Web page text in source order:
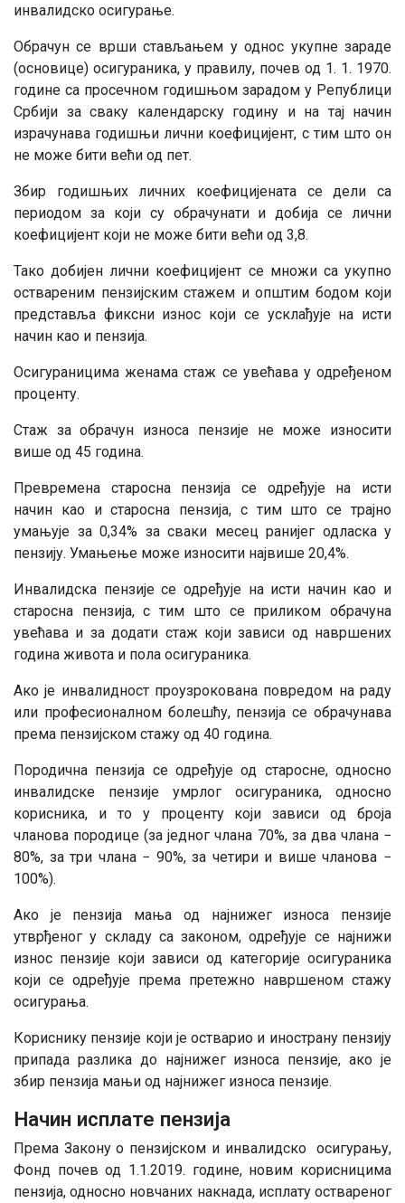
инвалидско осигурање.
Обрачун се врши стављањем у однос укупне зараде
(основице) осигураника, у правилу, почев од 1. 1. 1970.
године са просечном годишњом зарадом у Републици
Србији за сваку календарску годину и на тај начин
израчунава годишњи лични коефицијент, с тим што он
не може бити већи од пет.
Збир годишњих личних коефицијената се дели са
периодом за који су обрачунати и добија се лични
коефицијент који не може бити већи од 3,8.
Тако добијен лични коефицијент се множи са укупно
оствареним пензијским стажем и општим бодом који
представља фиксни износ који се усклађује на исти
начин као и пензија.
Осигураницима женама стаж се увећава у одређеном
проценту.
Стаж за обрачун износа пензије не може износити
више од 45 година.
Превремена старосна пензија се одређује на исти
начин као и старосна пензија, с тим што се трајно
умањује за 0,34% за сваки месец ранијег одласка у
пензију. Умањење може износити највише 20,4%.
Инвалидска пензије се одређује на исти начин као и
старосна пензија, с тим што се приликом обрачуна
увећава и за додати стаж који зависи од навршених
година живота и пола осигураника.
Ако је инвалидност проузрокована повредом на раду
или професионалном болешћу, пензија се обрачунава
према пензијском стажу од 40 година.
Породична пензија се одређује од старосне, односно
инвалидске пензије умрлог осигураника, односно
корисника, и то у проценту који зависи од броја
чланова породице (за једног члана 70%, за два члана −
80%, за три члана − 90%, за четири и више чланова −
100%).
Ако је пензија мања од најнижег износа пензије
утврђеног у складу са законом, одређује се најнижи
износ пензије који зависи од категорије осигураника
који се одређује према претежно навршеном стажу
осигурања.
Кориснику пензије који је остварио и инострану пензију
припада разлика до најнижег износа пензије, ако је
збир пензија мањи од најнижег износа пензије.
Начин исплате пензија
Према Закону о пензијском и инвалидско осигурању,
Фонд почев од 1.1.2019. године, новим корисницима
пензија, односно новчаних накнада, исплату оствареног